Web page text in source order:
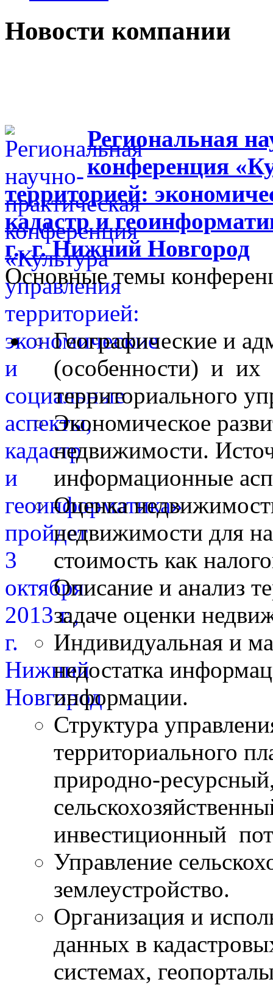
Новости компании
Региональная
конференция
территорией:
кадастр и
г., г. Нижний Новгород
Основные темы
Географические и
(особенности) и их
территориального
Экономическое
недвижимости.
информационные
Оценка
недвижимости для
стоимость как
Описание и анализ
задаче оценки
Индивидуальная и
недостатка
информации.
Структура
территориального
природно-
инвестиционный
Управление
землеустройство.
Организация и
данных в
системах,